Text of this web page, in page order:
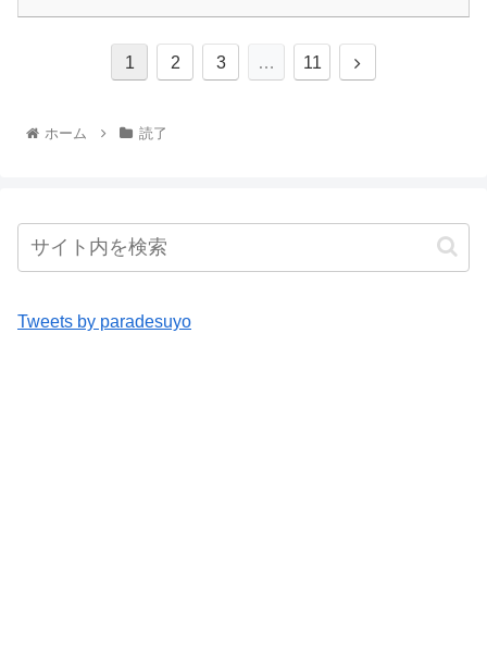
1 2 3 … 11
ホーム 読了
Tweets by paradesuyo